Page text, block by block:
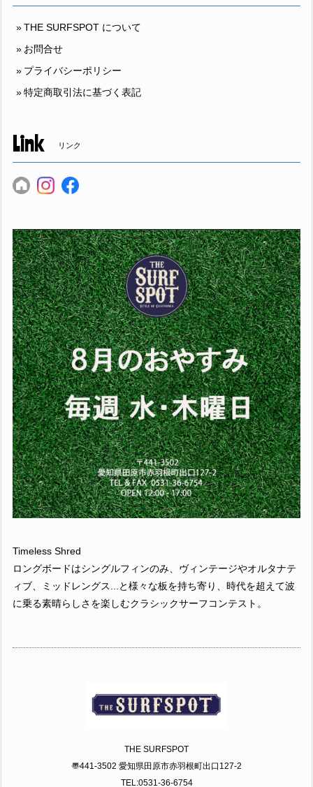
THE SURFSPOT について
お問合せ
プライバシーポリシー
特定商取引法に基づく表記
Link リンク
Timeless Shred
ロングボードはシングルフィンのみ、ヴィンテージやオルタナテ
ィブ、ミッドレングス...と様々な板を持ち寄り、時代を超えて波
に乗る素晴らしさを楽しむクラシックサーフコンテスト。
THE SURFSPOT
〠441-3502 愛知県田原市赤羽根町出口127-2
TEL:0531-36-6754